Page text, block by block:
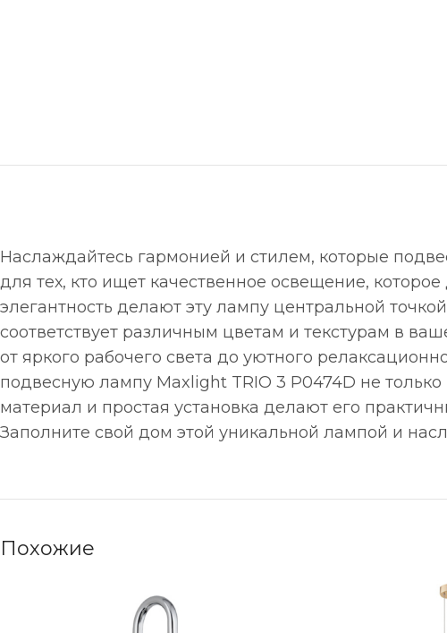
Наслаждайтесь гармонией и стилем, которые
для тех, кто ищет качественное освещение,
элегантность делают эту лампу центральной
соответствует различным цветам и текстурам в
от яркого рабочего света до уютного
подвесную лампу Maxlight TRIO 3 P0474D не
материал и простая установка делают его
Заполните свой дом этой уникальной лампой и
Похожие